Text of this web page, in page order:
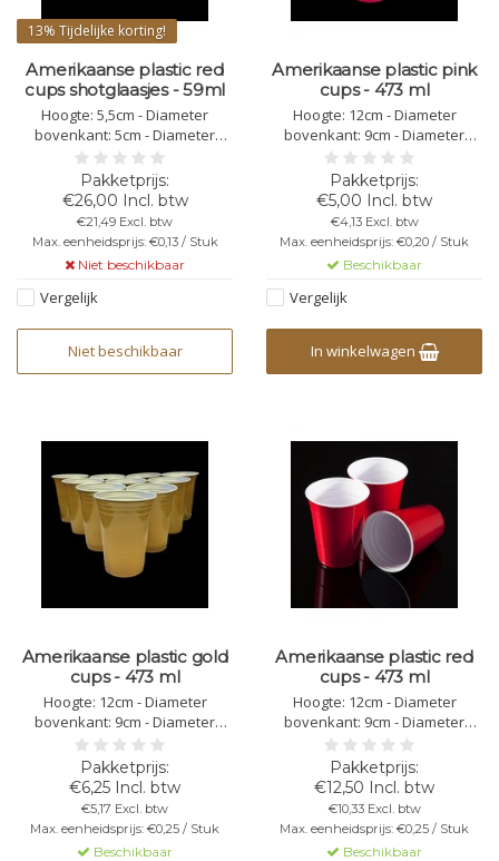
13% Tijdelijke korting!
Amerikaanse plastic red
cups shotglaasjes - 59ml
Hoogte: 5,5cm - Diameter
bovenkant: 5cm - Diameter
onderkant: 3,3cm - Totale
inhoud: 59ml - Kleur: rood, van
binnen wit - PET materiaal,
polyester - Stapelbaar -
Herbruikbaar - niet
vaatwasbestendig - niet
bedrukbaar - breekbaar
€26,00 Incl. btw
€21,49 Excl. btw
Max. eenheidsprijs: €0,13 / Stuk
Niet beschikbaar
Vergelijk
Niet beschikbaar
Amerikaanse plastic pink
cups - 473 ml
Hoogte: 12cm - Diameter
bovenkant: 9cm - Diameter
onderkant: 6cm - Totale inhoud:
473ml - Kleur: roze, van binnen
wit - PET materiaal, polyester -
Stapelbaar - Herbruikbaar - niet
vaatwasbestendig - niet
bedrukbaar - breekbaar
€5,00 Incl. btw
€4,13 Excl. btw
Max. eenheidsprijs: €0,20 / Stuk
Beschikbaar
Vergelijk
In winkelwagen
Amerikaanse plastic gold
cups - 473 ml
Hoogte: 12cm - Diameter
bovenkant: 9cm - Diameter
onderkant: 6cm - Totale inhoud:
473ml - Kleur: goud, van binnen
wit - PET materiaal, polyester -
Stapelbaar - Herbruikbaar - niet
vaatwasbestendig - niet
bedrukbaar - breekbaar
€6,25 Incl. btw
€5,17 Excl. btw
Max. eenheidsprijs: €0,25 / Stuk
Beschikbaar
Amerikaanse plastic red
cups - 473 ml
Hoogte: 12cm - Diameter
bovenkant: 9cm - Diameter
onderkant: 6cm - Totale inhoud:
473ml - Kleur: rood, van binnen
wit - PET materiaal, polyester -
Stapelbaar - Herbruikbaar - niet
vaatwasbestendig - niet
bedrukbaar - breekbaar
€12,50 Incl. btw
€10,33 Excl. btw
Max. eenheidsprijs: €0,25 / Stuk
Beschikbaar